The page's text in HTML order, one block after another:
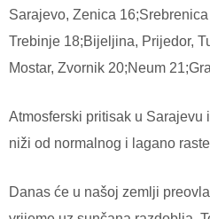
Sarajevo, Zenica
Trebinje 18;Bijeljina, Prijedor,
Mostar, Zvornik 20;Neum
Atmosferski pritisak u Sarajevu
niži od normalnog i lagano
Danas će u našoj zemlji